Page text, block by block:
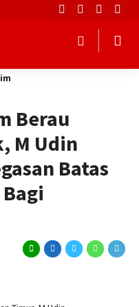
Berau
M Udin
Batas